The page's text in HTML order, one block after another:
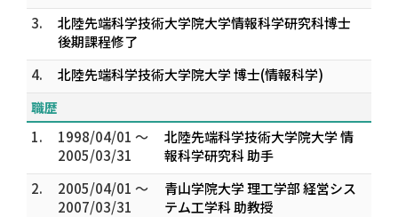
3.
北陸先端科学技術大学院大学情報科学研究科博士
後期課程修了
4.
北陸先端科学技術大学院大学 博士(情報科学)
職歴
1.
1998/04/01 ～
2005/03/31
北陸先端科学技術大学院大学 情
報科学研究科 助手
2.
2005/04/01 ～
2007/03/31
青山学院大学 理工学部 経営シス
テム工学科 助教授